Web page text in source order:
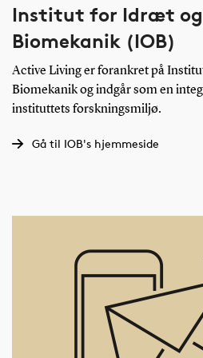
Institut for Idræt og
Biomekanik (IOB)
Active Living er forankret på
Biomekanik og indgår som en
instituttets forskningsmiljø.
Gå til IOB's hjemmeside